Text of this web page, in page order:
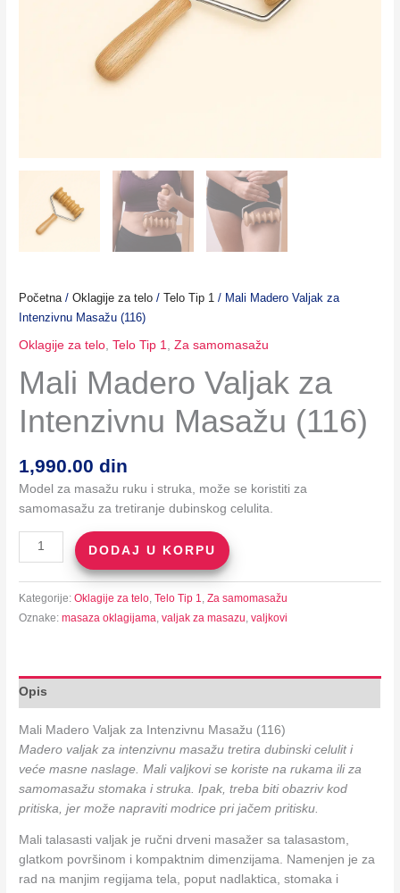
Početna/Oklagije za telo / Telo Tip 1 / Mali Madero Valjak za
Intenzivnu Masažu (116)
Oklagije za telo ,Telo Tip 1 ,Za samomasažu
Mali Madero Valjak za
Intenzivnu Masažu (116)
1,990.00din
Model za masažu ruku i struka, može se koristiti za
samomasažu za tretiranje dubinskog celulita.
Mali
Madero
Valjak
za
Intenzivnu
količina
DODAJ U KORPU
Kategorije:Oklagije za telo ,Telo Tip 1 ,Za samomasažu
Oznake:masaza oklagijama ,valjak za masazu ,valjkovi
Opis
Mali Madero Valjak za Intenzivnu Masažu (116)
Madero valjak za intenzivnu masažu tretira dubinski celulit i
veće masne naslage. Mali valjkovi se koriste na rukama ili za
samomasažu stomaka i struka. Ipak, treba biti obazriv kod
pritiska, jer može napraviti modrice pri jačem pritisku.
Mali talasasti valjak je ručni drveni masažer sa talasastom,
glatkom površinom i kompaktnim dimenzijama. Namenjen je za
rad na manjim regijama tela, poput nadlaktica, stomaka i